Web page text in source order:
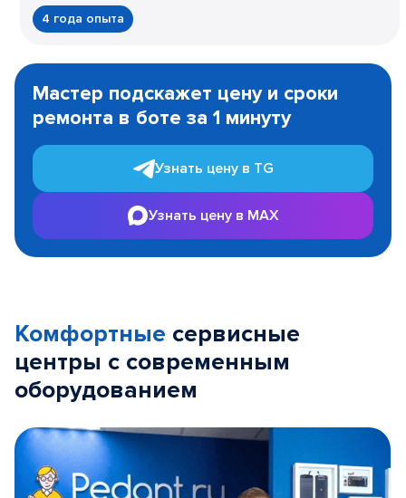
4 года опыта
1
Мастер подскажет цену и сроки
ремонта в боте за 1 минуту
Узнать цену в TG
Узнать цену в MAX
Комфортные сервисные
центры с современным
оборудованием